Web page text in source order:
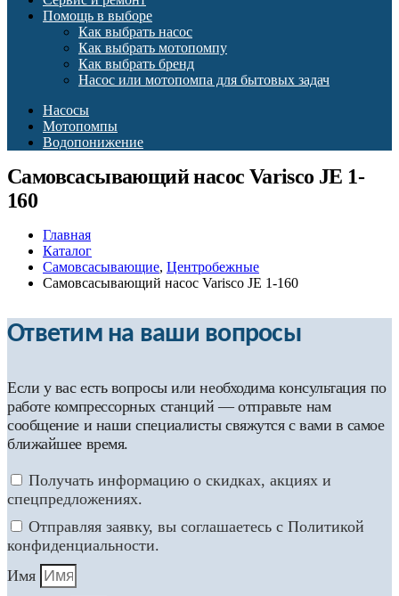
Помощь в выборе
Как выбрать насос
Как выбрать мотопомпу
Как выбрать бренд
Насос или мотопомпа для бытовых задач
Насосы
Мотопомпы
Водопонижение
Самовсасывающий насос Varisco JE 1-
160
Главная
Каталог
Самовсасывающие, Центробежные
Самовсасывающий насос Varisco JE 1-160
Ответим на ваши вопросы
Если у вас есть вопросы или необходима консультация по
работе компрессорных станций — отправьте нам
сообщение и наши специалисты свяжутся с вами в самое
ближайшее время.
Получать информацию о скидках, акциях и
спецпредложениях.
Отправляя заявку, вы соглашаетесь с Политикой
конфиденциальности.
Имя